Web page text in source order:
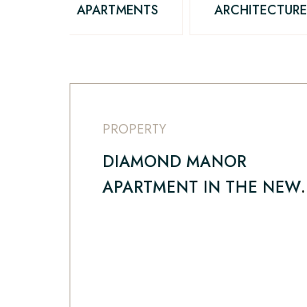
APARTMENTS ARCHITECTURE
PROPERTY
DIAMOND MANOR
APARTMENT IN THE NEW